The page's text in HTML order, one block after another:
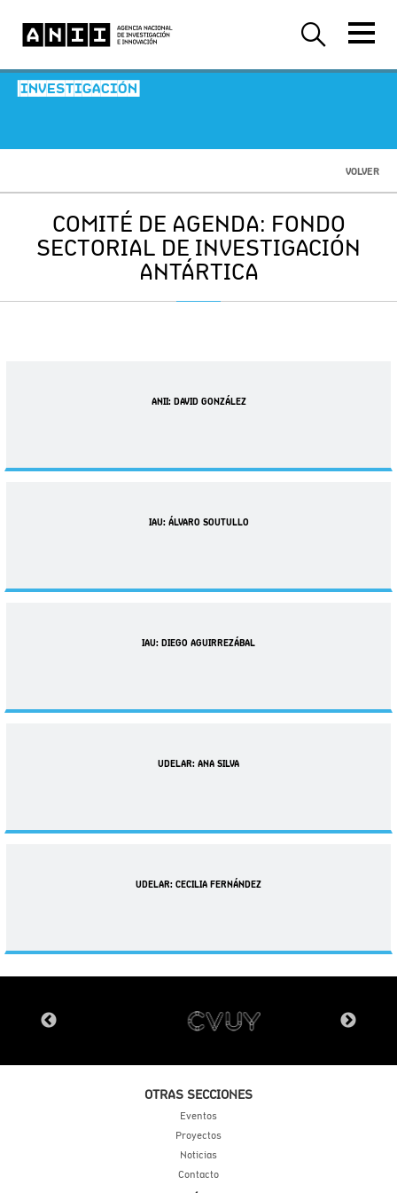
-INVESTIGACIÓN-
VOLVER
COMITÉ DE AGENDA: FONDO
SECTORIAL DE INVESTIGACIÓN
ANTÁRTICA
ANII: DAVID GONZÁLEZ
IAU: ÁLVARO SOUTULLO
IAU: DIEGO AGUIRREZÁBAL
UDELAR: ANA SILVA
UDELAR: CECILIA FERNÁNDEZ
OTRAS SECCIONES
Eventos
Proyectos
Noticias
Contacto